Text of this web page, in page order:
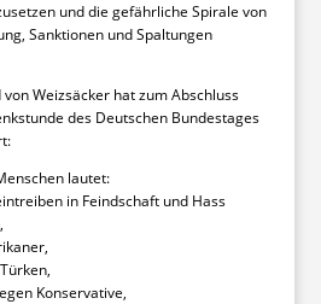
und die gefährliche Spirale von
Sanktionen und Spaltungen
Weizsäcker hat zum Abschluss
des Deutschen Bundestages
lautet:
in Feindschaft und Hass
Konservative,